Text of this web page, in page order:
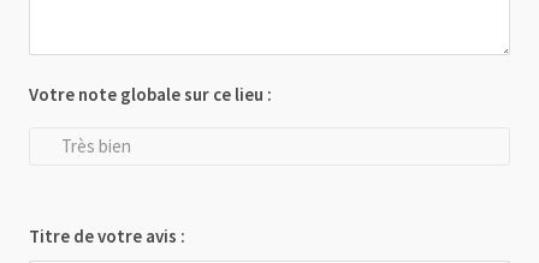
Votre note globale sur ce lieu :
Très bien
Titre de votre avis :